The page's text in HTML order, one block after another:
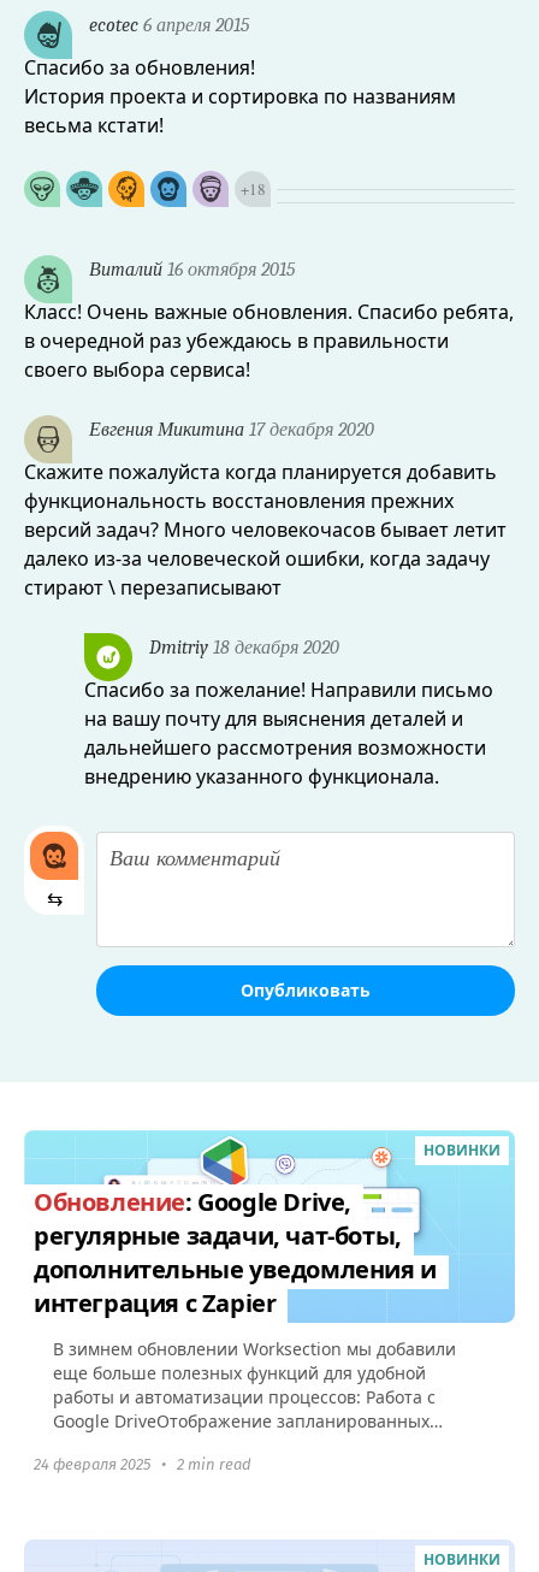
ecotec 6 апреля 2015
Спасибо за обновления!
История проекта и сортировка по названиям
весьма кстати!
+18
Виталий 16 октября 2015
Класс! Очень важные обновления. Спасибо ребята,
в очередной раз убеждаюсь в правильности
своего выбора сервиса!
Евгения Микитина 17 декабря 2020
Скажите пожалуйста когда планируется добавить
функциональность восстановления прежних
версий задач? Много человекочасов бывает летит
далеко из-за человеческой ошибки, когда задачу
стирают \ перезаписывают
Dmitriy 18 декабря 2020
Спасибо за пожелание! Направили письмо
на вашу почту для выяснения деталей и
дальнейшего рассмотрения возможности
внедрению указанного функционала.
⇆
Опубликовать
НОВИНКИ
Обновление: Google Drive,
регулярные задачи, чат-боты,
дополнительные уведомления и
интеграция с Zapier
В зимнем обновлении Worksection мы добавили
еще больше полезных функций для удобной
работы и автоматизации процессов: Работа с
Google DriveОтображение запланированных
24 февраля 2025 • 2 min read
НОВИНКИ